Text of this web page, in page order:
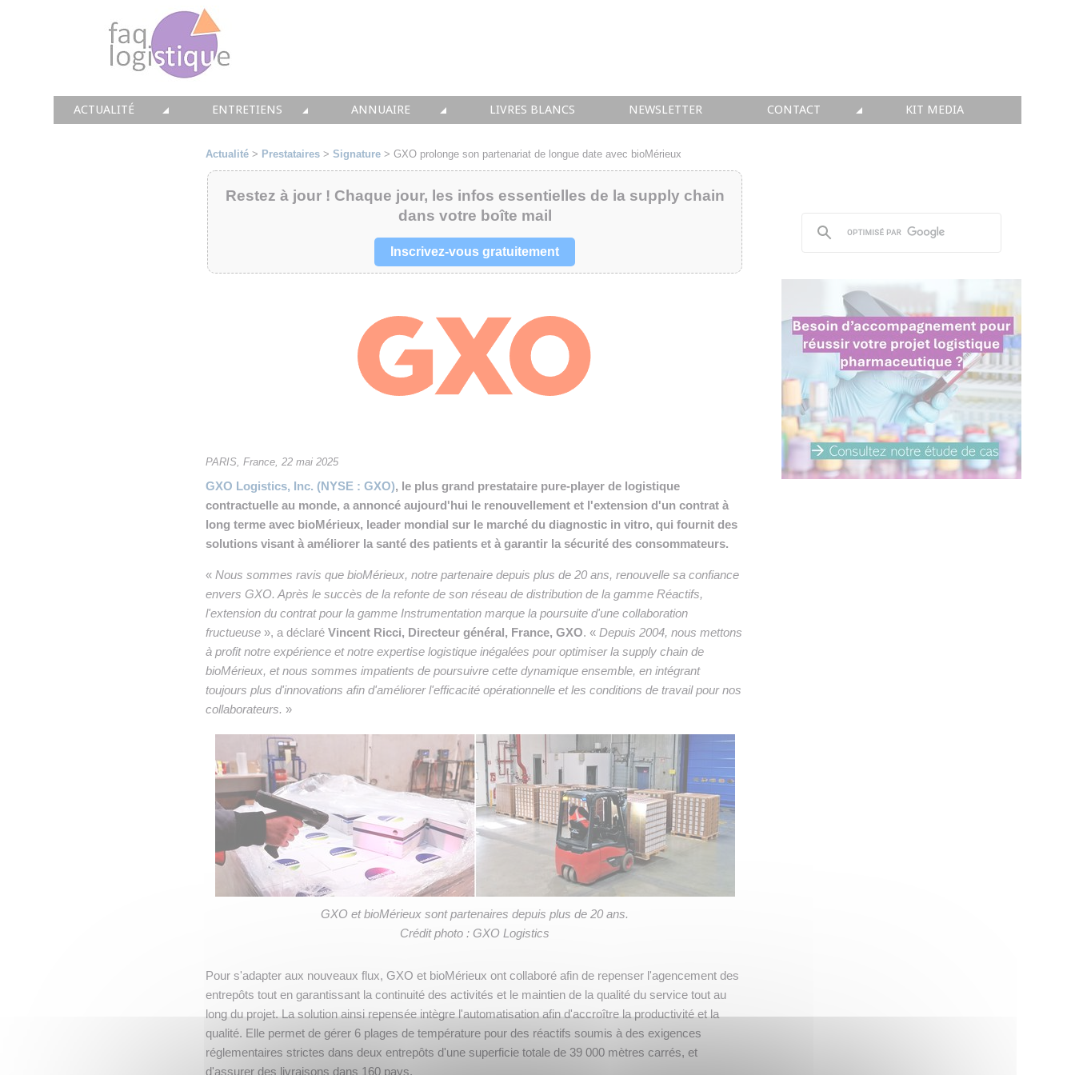
ACTUALITÉ ENTRETIENS ANNUAIRE
• SOLUTIONS
• INTEGRATION
• IMMOBILIER
• INTRALOGISTIQUE
• PRESTATION LOGISTIQUE
LIVRES BLANCS NEWSLETTER CONTACT
👉 PRENDRE LA PAROLE
👉 PROMOUVOIR SON WEBINAR
👉 PROMOUVOIR SON LIVRE BLANC
PLAN. EDITORIAL
KIT MEDIA
Actualité > Prestataires > Signature > GXO prolonge son partenariat de longue date avec bioMérieux
Restez à jour ! Chaque jour, les infos essentielles de la supply chain
dans votre boîte mail
Inscrivez-vous gratuitement
PARIS, France, 22 mai 2025
GXO Logistics, Inc. (NYSE : GXO), le plus grand prestataire pure-player de logistique
contractuelle au monde, a annoncé aujourd'hui le renouvellement et l'extension d'un contrat à
long terme avec bioMérieux, leader mondial sur le marché du diagnostic in vitro, qui fournit des
solutions visant à améliorer la santé des patients et à garantir la sécurité des consommateurs.
« Nous sommes ravis que bioMérieux, notre partenaire depuis plus de 20 ans, renouvelle sa confiance
envers GXO. Après le succès de la refonte de son réseau de distribution de la gamme Réactifs,
l'extension du contrat pour la gamme Instrumentation marque la poursuite d'une collaboration
fructueuse », a déclaré Vincent Ricci, Directeur général, France, GXO. « Depuis 2004, nous mettons
à profit notre expérience et notre expertise logistique inégalées pour optimiser la supply chain de
bioMérieux, et nous sommes impatients de poursuivre cette dynamique ensemble, en intégrant
toujours plus d'innovations afin d'améliorer l'efficacité opérationnelle et les conditions de travail pour nos
collaborateurs. »
GXO et bioMérieux sont partenaires depuis plus de 20 ans.
Crédit photo : GXO Logistics
Pour s'adapter aux nouveaux flux, GXO et bioMérieux ont collaboré afin de repenser l'agencement des
entrepôts tout en garantissant la continuité des activités et le maintien de la qualité du service tout au
long du projet. La solution ainsi repensée intègre l'automatisation afin d'accroître la productivité et la
qualité. Elle permet de gérer 6 plages de température pour des réactifs soumis à des exigences
réglementaires strictes dans deux entrepôts d'une superficie totale de 39 000 mètres carrés, et
d'assurer des livraisons dans 160 pays.